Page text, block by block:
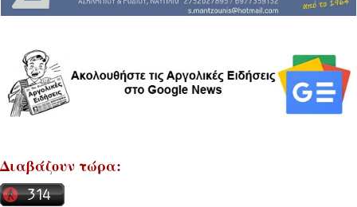
Διαβάζουν τώρα: